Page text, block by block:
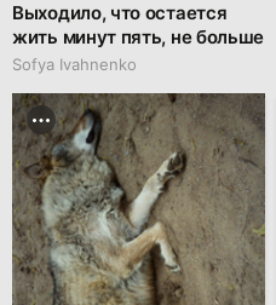
Выходило, что остается
жить минут пять, не больше
Sofya Ivahnenko